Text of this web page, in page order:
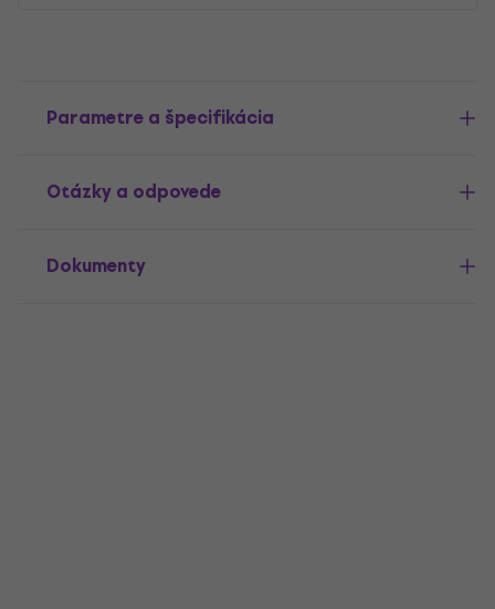
Parametre a špecifikácia
Otázky a odpovede
Dokumenty